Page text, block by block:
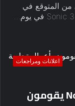
من المتوقع في
اعلانات ومراجعات
Nosferatu & A Complete Unknown يقومون